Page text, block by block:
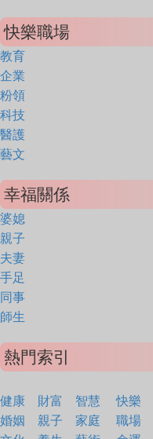
快樂職場
教育
企業
粉領
科技
醫護
藝文
幸福關係
婆媳
親子
夫妻
手足
同事
師生
熱門索引
健康 財富 智慧 快樂
婚姻
親子 家庭 職場